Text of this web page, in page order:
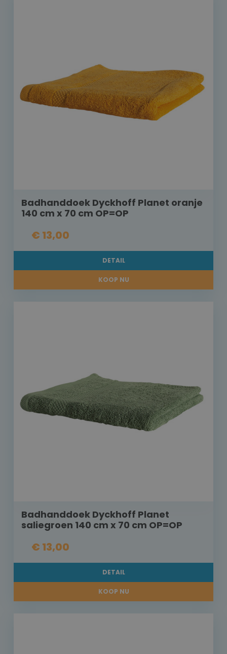
Badhanddoek Dyckhoff Planet oranje
140 cm x 70 cm OP=OP
€ 13,00
DETAIL
KOOP NU
Badhanddoek Dyckhoff Planet
saliegroen 140 cm x 70 cm OP=OP
€ 13,00
DETAIL
KOOP NU